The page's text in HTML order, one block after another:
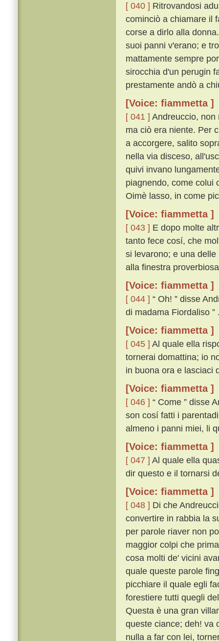
[ 040 ] Ritrovandosi
cominciò a chiamare il
corse a dirlo alla
suoi panni v'erano; e
mattamente sempre
sirocchia d'un perugin
prestamente andò a
[Voice: fiammetta ]
[ 041 ] Andreuccio, non
ma ciò era niente. Per
a accorgere, salito
nella via disceso,
quivi invano
piagnendo, come colui
Oimè lasso, in come
[Voice: fiammetta ]
[ 043 ] E dopo molte
tanto fece cosí, che
si levarono; e una
alla finestra
[Voice: fiammetta ]
[ 044 ] “ Oh! ” disse
di madama Fiordaliso ”
[Voice: fiammetta ]
[ 045 ] Al quale ella
tornerai domattina; io
in buona ora e lasciaci
[Voice: fiammetta ]
[ 046 ] “ Come ” disse
son cosí fatti i
almeno i panni miei, li
[Voice: fiammetta ]
[ 047 ] Al quale ella
dir questo e il tornarsi
[Voice: fiammetta ]
[ 048 ] Di che
convertire in rabbia la
per parole riaver non
maggior colpi che
cosa molti de' vicini
quale queste parole
picchiare il quale egli
forestiere tutti quegli
Questa è una gran
queste ciance; deh! va
nulla a far con lei,